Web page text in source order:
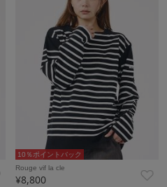
10％ポイントバック
Rouge vif la cle
¥8,800